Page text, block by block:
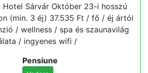
Hotel Sárvár Október 23-i hosszú
(min. 3 éj) 37.535 Ft / fő / éj ártól
/ wellness / spa és szaunavilág
/ ingyenes wifi /
Pensiune